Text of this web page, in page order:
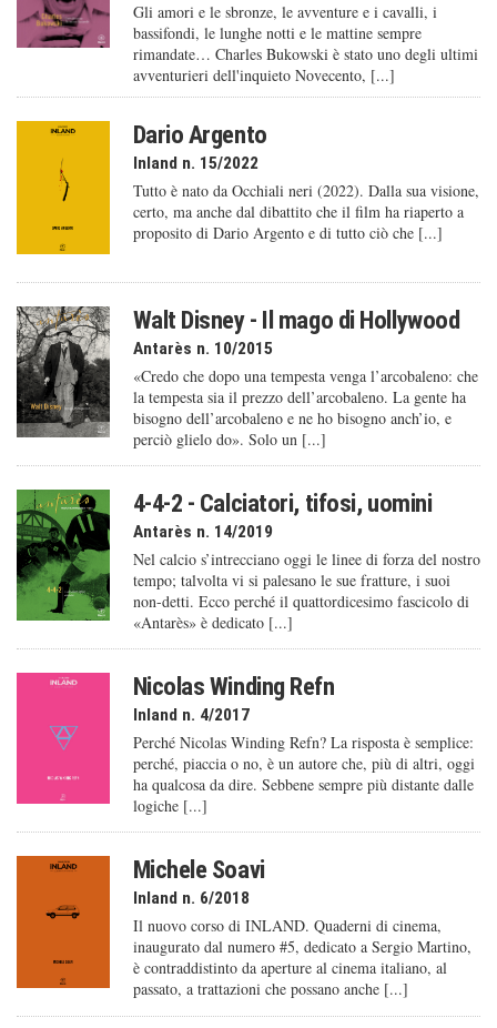
Gli amori e le sbronze, le avventure e i cavalli, i
bassifondi, le lunghe notti e le mattine sempre
rimandate… Charles Bukowski è stato uno degli ultimi
avventurieri dell'inquieto Novecento, [...]
Dario Argento
Inland n. 15/2022
Tutto è nato da Occhiali neri (2022). Dalla sua visione,
certo, ma anche dal dibattito che il film ha riaperto a
proposito di Dario Argento e di tutto ciò che [...]
Walt Disney - Il mago di Hollywood
Antarès n. 10/2015
«Credo che dopo una tempesta venga l’arcobaleno: che
la tempesta sia il prezzo dell’arcobaleno. La gente ha
bisogno dell’arcobaleno e ne ho bisogno anch’io, e
perciò glielo do». Solo un [...]
4-4-2 - Calciatori, tifosi, uomini
Antarès n. 14/2019
Nel calcio s’intrecciano oggi le linee di forza del nostro
tempo; talvolta vi si palesano le sue fratture, i suoi
non-detti. Ecco perché il quattordicesimo fascicolo di
«Antarès» è dedicato [...]
Nicolas Winding Refn
Inland n. 4/2017
Perché Nicolas Winding Refn? La risposta è semplice:
perché, piaccia o no, è un autore che, più di altri, oggi
ha qualcosa da dire. Sebbene sempre più distante dalle
logiche [...]
Michele Soavi
Inland n. 6/2018
Il nuovo corso di INLAND. Quaderni di cinema,
inaugurato dal numero #5, dedicato a Sergio Martino,
è contraddistinto da aperture al cinema italiano, al
passato, a trattazioni che possano anche [...]